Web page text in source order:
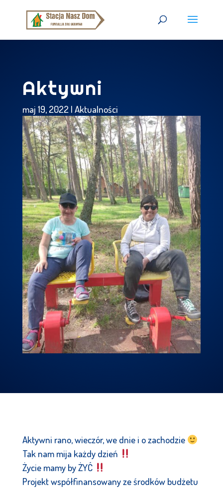
Aktywni
maj 19, 2022| Aktualności
Aktywni rano, wieczór, we dnie i o zachodzie
Tak nam mija każdy dzień
Życie mamy by ŻYĆ
Projekt współfinansowany ze środków budżetu